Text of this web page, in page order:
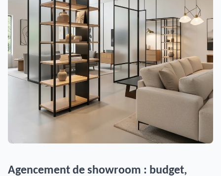
Agencement de showroom : budget,